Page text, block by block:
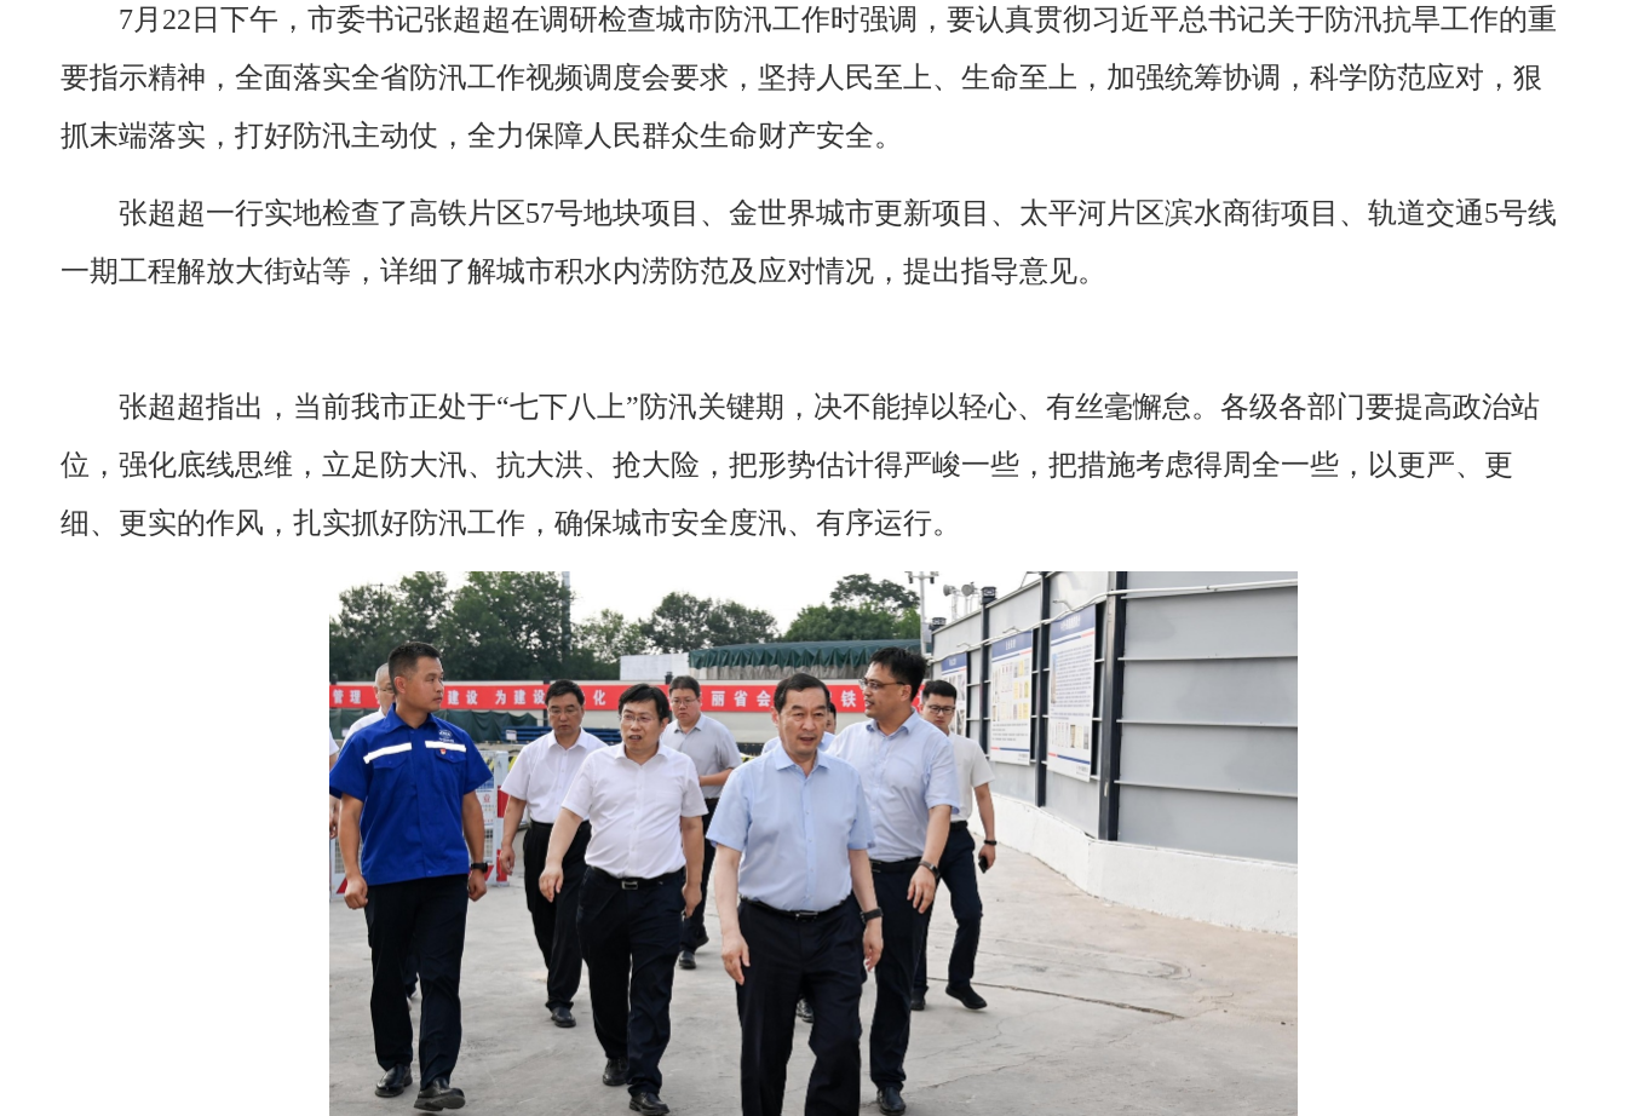
7月22日下午，市委书记张超超在调研检查城市防汛工作时强调，要认真贯彻习近平总书记关于防汛抗旱工作的重
要指示精神，全面落实全省防汛工作视频调度会要求，坚持人民至上、生命至上，加强统筹协调，科学防范应对，狠
抓末端落实，打好防汛主动仗，全力保障人民群众生命财产安全。
张超超一行实地检查了高铁片区57号地块项目、金世界城市更新项目、太平河片区滨水商街项目、轨道交通5号线
一期工程解放大街站等，详细了解城市积水内涝防范及应对情况，提出指导意见。
张超超指出，当前我市正处于“七下八上”防汛关键期，决不能掉以轻心、有丝毫懈怠。各级各部门要提高政治站
位，强化底线思维，立足防大汛、抗大洪、抢大险，把形势估计得严峻一些，把措施考虑得周全一些，以更严、更
细、更实的作风，扎实抓好防汛工作，确保城市安全度汛、有序运行。